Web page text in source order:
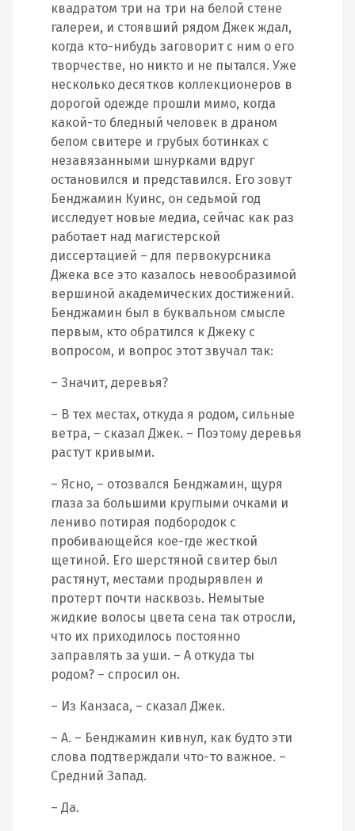
квадратом три на три на белой стене
галереи, и стоявший рядом Джек ждал,
когда кто-нибудь заговорит с ним о его
творчестве, но никто и не пытался. Уже
несколько десятков коллекционеров в
дорогой одежде прошли мимо, когда
какой-то бледный человек в драном
белом свитере и грубых ботинках с
незавязанными шнурками вдруг
остановился и представился. Его зовут
Бенджамин Куинс, он седьмой год
исследует новые медиа, сейчас как раз
работает над магистерской
диссертацией – для первокурсника
Джека все это казалось невообразимой
вершиной академических достижений.
Бенджамин был в буквальном смысле
первым, кто обратился к Джеку с
вопросом, и вопрос этот звучал так:
– Значит, деревья?
– В тех местах, откуда я родом, сильные
ветра, – сказал Джек. – Поэтому деревья
растут кривыми.
– Ясно, – отозвался Бенджамин, щуря
глаза за большими круглыми очками и
лениво потирая подбородок с
пробивающейся кое-где жесткой
щетиной. Его шерстяной свитер был
растянут, местами продырявлен и
протерт почти насквозь. Немытые
жидкие волосы цвета сена так отросли,
что их приходилось постоянно
заправлять за уши. – А откуда ты
родом? – спросил он.
– Из Канзаса, – сказал Джек.
– А. – Бенджамин кивнул, как будто эти
слова подтверждали что-то важное. –
Средний Запад.
– Да.